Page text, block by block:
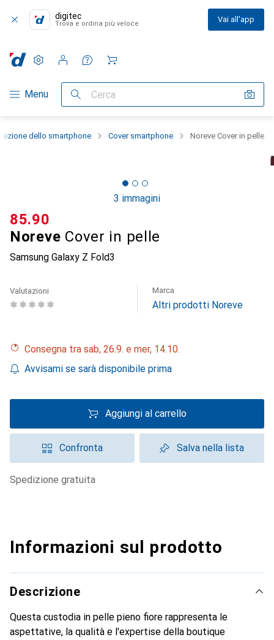
digitec
Trova e ordina più veloce Vai all'app
Categoria Navigazione
Menu Cerca
Impostazioni
Conto cliente
Liste di confronto
Liste dei desideri
Carrello
dello smartphone Cover smartphone Noreve Cover in pelle
3 immagini
Noreve Cover in pelle
Samsung Galaxy Z Fold3
CHF
85.90
Valutazioni Marca
Altri prodotti Noreve
Consegna tra sab, 26.9. e mer, 14.10.
Avvisami se sarà disponibile prima
Aggiungi al carrello
Confronta Salva nella lista
spedizione gratuita
Informazioni sul prodotto
Descrizione
Questa custodia in pelle pieno fiore rappresenta le
aspettative, la qualità e l'expertise della boutique